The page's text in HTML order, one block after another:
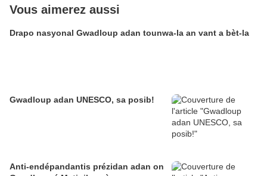
Vous aimerez aussi
Drapo nasyonal Gwadloup adan tounwa-la an vant a bèt-la
Gwadloup adan UNESCO, sa posib!
Anti-endépandantis prézidan adan on